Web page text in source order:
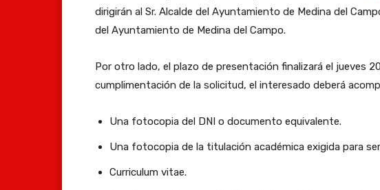
dirigirán al Sr. Alcalde del Ayuntamiento de Medina del
del Ayuntamiento de Medina del Campo.
Por otro lado, el plazo de presentación finalizará el jueves
cumplimentación de la solicitud, el interesado deberá
Una fotocopia del DNI o documento equivalente.
Una fotocopia de la titulación académica exigida para
Curriculum vitae.